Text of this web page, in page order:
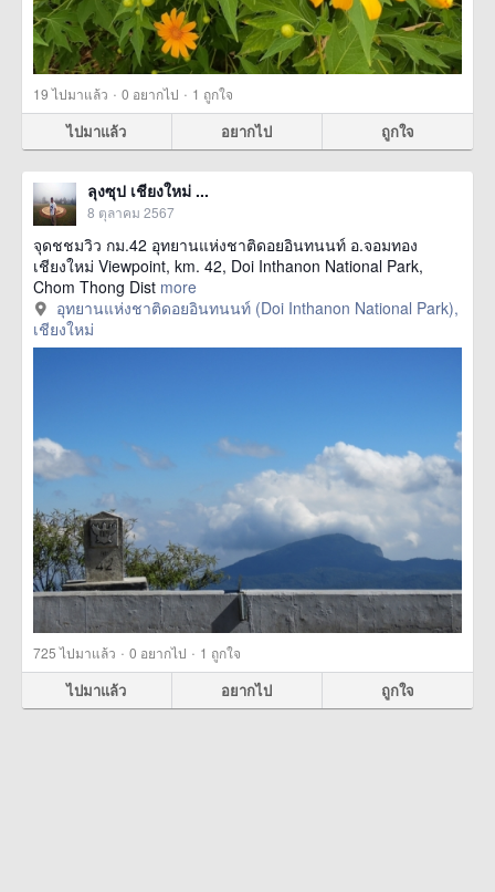
19ไปมาแล้ว · 0 อยากไป · 1 ถูกใจ
ไปมาแล้ว อยากไป ถูกใจ
ลุงซุป เชียงใหม่ ...
8 ตุลาคม 2567
จุดชชมวิว กม.42 อุทยานแห่งชาติดอยอินทนนท์ อ.จอมทอง
เชียงใหม่ Viewpoint, km. 42, Doi Inthanon National Park,
Chom Thong Dist more
อุทยานแห่งชาติดอยอินทนนท์ (Doi Inthanon National Park),
เชียงใหม่
725ไปมาแล้ว · 0 อยากไป · 1 ถูกใจ
ไปมาแล้ว อยากไป ถูกใจ